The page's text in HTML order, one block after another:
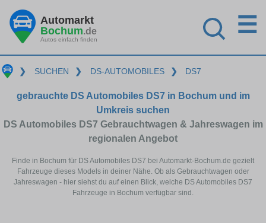
Automarkt
Bochum.de
Autos einfach finden
☰
❯ SUCHEN ❯ DS-AUTOMOBILES ❯ DS7
gebrauchte DS Automobiles DS7 in Bochum und im
Umkreis suchen
DS Automobiles DS7 Gebrauchtwagen & Jahreswagen im
regionalen Angebot
Finde in Bochum für DS Automobiles DS7 bei Automarkt-Bochum.de gezielt
Fahrzeuge dieses Models in deiner Nähe. Ob als Gebrauchtwagen oder
Jahreswagen - hier siehst du auf einen Blick, welche DS Automobiles DS7
Fahrzeuge in Bochum verfügbar sind.